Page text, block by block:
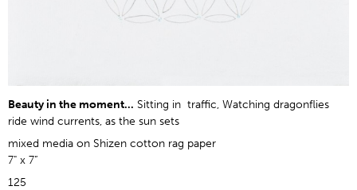
Beauty in the moment... Sitting in traffic, Watching dragonflies
ride wind currents, as the sun sets
mixed media on Shizen cotton rag paper
7" x 7”
125